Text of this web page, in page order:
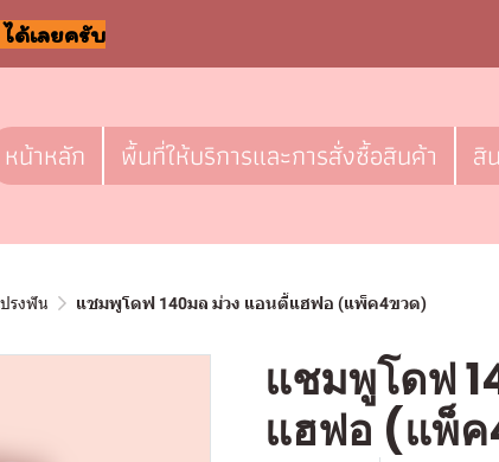
ด้เลยครับ
หน้าหลัก พื้นที่ให้บริการและการสั่งซื้อสินค้า สิ
รงฟัน แชมพูโดฟ 140มล ม่วง แอนตี้แฮฟอ (แพ็ค4ขวด)
แชมพูโดฟ
แฮฟอ (แพ็